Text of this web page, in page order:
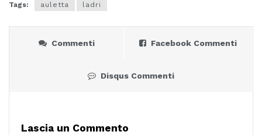
Tags: auletta ladri
Commenti Facebook Commenti
Disqus Commenti
Lascia un Commento